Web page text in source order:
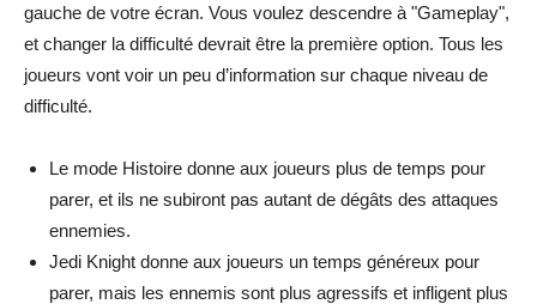
gauche de votre écran. Vous voulez descendre à "Gameplay",
et changer la difficulté devrait être la première option. Tous les
joueurs vont voir un peu d’information sur chaque niveau de
difficulté.
Le mode Histoire donne aux joueurs plus de temps pour
parer, et ils ne subiront pas autant de dégâts des attaques
ennemies.
Jedi Knight donne aux joueurs un temps généreux pour
parer, mais les ennemis sont plus agressifs et infligent plus